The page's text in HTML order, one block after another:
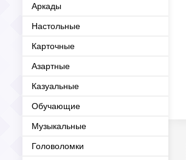
Аркады
Настольные
Карточные
Азартные
Казуальные
Обучающие
Музыкальные
Головоломки